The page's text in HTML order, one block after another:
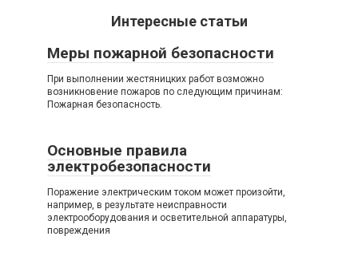
Интересные статьи
Меры пожарной безопасности
При выполнении жестяницких работ возможно
возникновение пожаров по следующим причинам:
Пожарная безопасность.
Основные правила
электробезопасности
Поражение электрическим током может произойти,
например, в результате неисправности
электрооборудования и осветительной аппаратуры,
повреждения